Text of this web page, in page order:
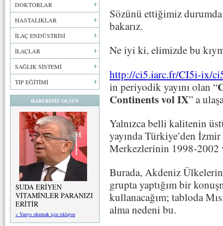
DOKTORLAR
HASTALIKLAR
İLAÇ ENDÜSTRİSİ
İLAÇLAR
SAĞLIK SİSTEMİ
TIP EĞİTİMİ
HABERİNİZ OLSUN
SUDA ERİYEN
VİTAMİNLER PARANIZI
ERİTİR
» Yazıyı okumak için tıklayın
Sözünü ettiğimiz durumda
bakarız.
Ne iyi ki, elimizde bu
http://ci5.iarc.fr/CI5i-ix/
in periyodik yayını olan “
Continents vol IX” a
Yalnızca belli kalitenin
yayında Türkiye’den
Merkezlerinin 1998-2002
Burada, Akdeniz
grupta yaptığım bir
kullanacağım; tabloda
alma nedeni bu.